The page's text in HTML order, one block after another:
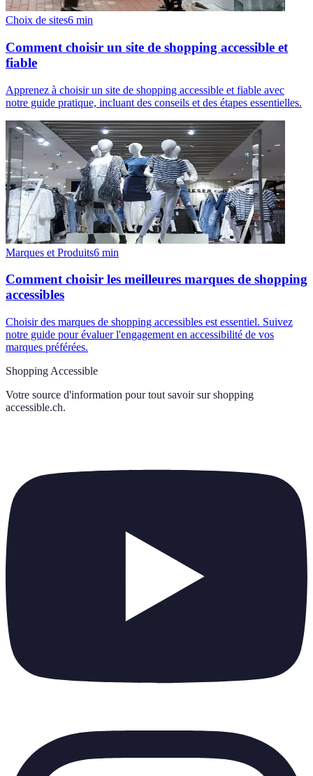
Choix de sites6 min
Comment choisir un site de shopping accessible et
fiable
Apprenez à choisir un site de shopping accessible et fiable avec
notre guide pratique, incluant des conseils et des étapes essentielles.
Marques et Produits6 min
Comment choisir les meilleures marques de shopping
accessibles
Choisir des marques de shopping accessibles est essentiel. Suivez
notre guide pour évaluer l'engagement en accessibilité de vos
marques préférées.
Shopping Accessible
Votre source d'information pour tout savoir sur shopping
accessible.ch.